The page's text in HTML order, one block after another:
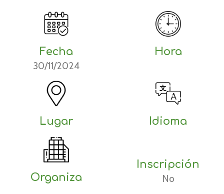
Fecha
30/11/2024
Hora
Lugar Idioma
Organiza
Inscripción
No